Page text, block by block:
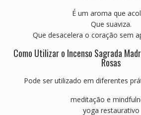
É um aroma que
Que suaviza.
Que desacelera o coração sem
Como Utilizar o Incenso Sagrada
Rosas
Pode ser utilizado em diferentes
meditação e
yoga restaurativo